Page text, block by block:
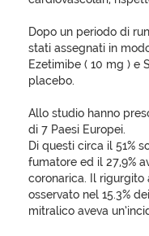
Dopo un periodo di
stati assegnati in
Ezetimibe ( 10 mg ) e
placebo.
Allo studio hanno
di 7 Paesi Europei.
Di questi circa il 51%
fumatore ed il 27,9%
coronarica. Il rigurgito
osservato nel 15.3%
mitralico aveva